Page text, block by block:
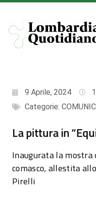
9 Aprile, 2024
Categorie:
La pittura in
Inaugurata la
comasco, allestita
Pirelli